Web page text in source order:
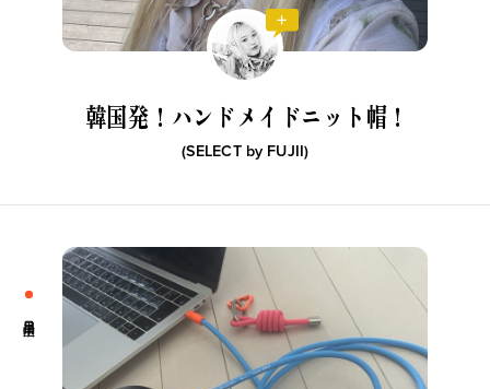
韓国発！ハンドメイドニット帽！
(SELECT by FUJII)